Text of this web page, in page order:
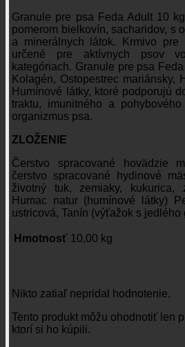
Granule pre psa Feda Adult 10
pomerom bielkovín, sacharidov, s
a minerálnych látok. Krmivo
určené pre aktívnych psov
kategóriach. Granule pre psa
Kolagén, Ostopestrec mariánsky,
Humínové látky, ktoré podporujú
traktu, imunitného a
organizmus psa.
ZLOŽENIE
Čerstvo spracované hovädzie
čerstvo spracované hydinové
životný tuk, zemiaky, kukurica,
Humac natur (humínové látky)
ustricová, Tanín (výťažok s jedlého
Hmotnosť 10,00 kg
Nikto zatiaľ nepridal hodnotenie.
Tento produkt môžu ohodnotiť len
ktorí si ho kúpili.